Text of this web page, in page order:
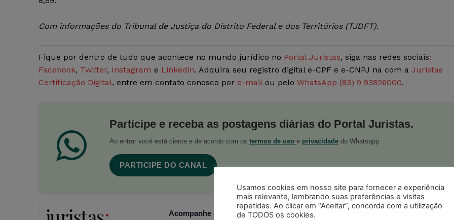
Com informações do Tribunal de Justiça do Distrito Federal e dos Territórios (TJDFT).
Fique por dentro de tudo que acontece no mundo jurídico no Portal Juristas, siga nas redes sociais:
Facebook, Twitter, Instagram e Linkedin. Adquira seu registro digital e-CPF e e-CNPJ na com a Juristas
Certificação Digital, entre em contato conosco por e-mail ou pelo WhatsApp (83) 9 93826000.
Participe e receba as postagens diárias do Portal Juristas.
Ao entrar você está ciente e de acordo com os termos de uso e privacidade do Whatsapp.
PARTICIPE DO CANAL
Acompanhe o Juristas no Google News
Usamos cookies em nosso site para fornecer a experiência
mais relevante, lembrando suas preferências e visitas
repetidas. Ao clicar em “Aceitar”, concorda com a utilização
de TODOS os cookies.